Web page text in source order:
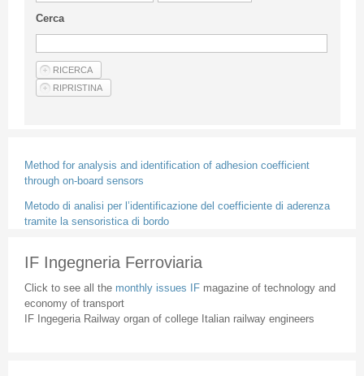
Privacy & Policy
Articles
Cerca
Method for analysis and identification of adhesion coefficient
through on-board sensors
Metodo di analisi per l’identificazione del coefficiente di aderenza
tramite la sensoristica di bordo
IF Ingegneria Ferroviaria
Click to see all the monthly issues IF magazine of technology and
economy of transport
IF Ingegeria Railway organ of college Italian railway engineers